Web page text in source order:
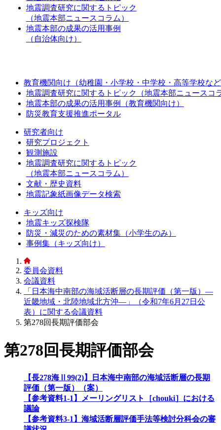
地震調査研究に関するトピック
（地震本部ニュースコラム）
地震本部の成果の活用事例
（自治体向け）
教育機関向け（幼稚園・小学校・中学校・高等学校な
地震調査研究に関するトピック（地震本部ニュースコ
地震本部の成果の活用事例（教育機関向け）
防災教育支援推進ポータル
研究者向け
研究プロジェクト
観測施設
地震調査研究に関するトピック
（地震本部ニュースコラム）
文献・歴史資料
地震記象紙画像データ検索
キッズ向け
地震キッズ探検隊
防災・減災のための素材集（小学生のみ）
事例集（キッズ向け）
委員会資料
会議資料
「日本海中南部の海域活断層の長期評価（第一版）―
近畿地域・北陸地域北方沖―」（令和7年6月27日公
表）に関する会議資料
第278回長期評価部会
第278回長期評価部会
【長278海Ⅱ99(2)】日本海中南部の海域活断層の長期
評価（第一版）（案）
【参考資料1-1】メーリングリスト［chouki］における
議論
【参考資料3-1】海域活断層評価手法等検討分科会の審